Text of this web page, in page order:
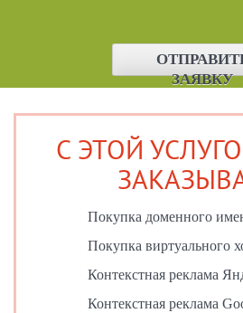
ЗАЯВКУ
С ЭТОЙ
Покупка доменного
Покупка виртуального
Контекстная реклама
Контекстная реклама